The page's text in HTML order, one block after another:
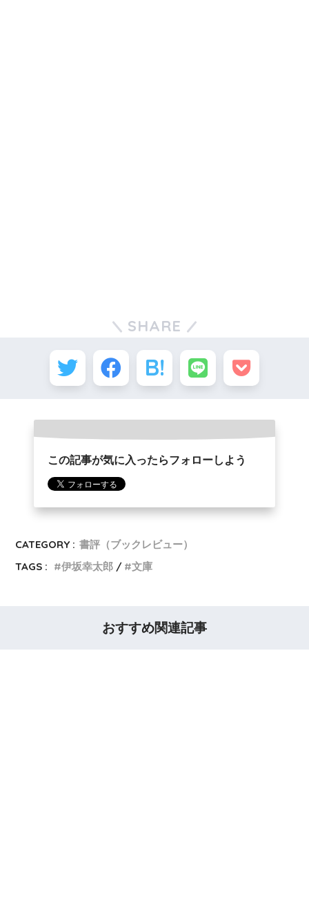
SHARE
この記事が気に入ったらフォローしよう
CATEGORY : 書評（ブックレビュー）
TAGS :
伊坂幸太郎 文庫
おすすめ関連記事